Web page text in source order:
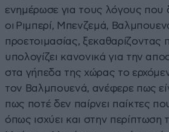
ενημέρωσε για τους λόγους που
οι Ριμπερί, Μπενζεμά,
προετοιμασίας, ξεκαθαρίζοντας
υπολογίζει κανονικά για την
στα γήπεδα της χώρας το
τον Βαλμπουενά, ανέφερε πως
πως ποτέ δεν παίρνει παίκτες που
όπως ισχύει και στην περίπτωση